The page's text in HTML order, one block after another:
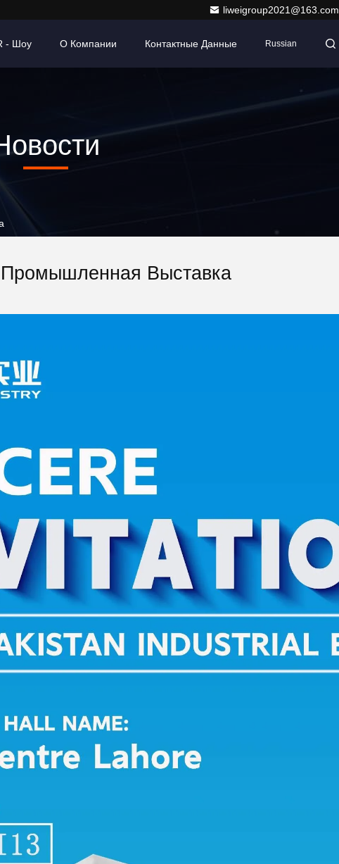
liweigroup2021@163.com
- Шоу О Компании Контактные Данные Russian
Промышленная Выставка